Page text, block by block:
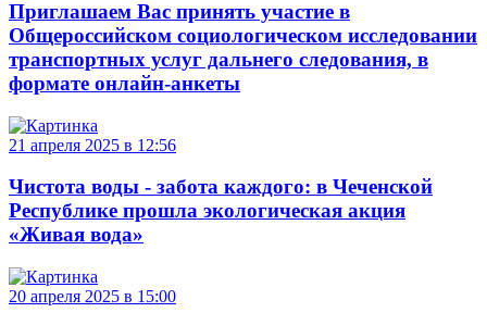
Приглашаем Вас принять участие в
Общероссийском социологическом исследовании
транспортных услуг дальнего следования, в
формате онлайн-анкеты
21 апреля 2025 в 12:56
Чистота воды - забота каждого: в Чеченской
Республике прошла экологическая акция
«Живая вода»
20 апреля 2025 в 15:00